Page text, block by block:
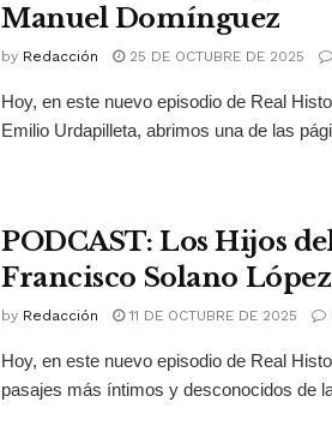
Manuel Domínguez
by Redacción 25 DE OCTUBRE DE 2025
Hoy, en este nuevo episodio de Real
Emilio Urdapilleta, abrimos una de las
PODCAST: Los Hijos
Francisco Solano López
by Redacción 11 DE OCTUBRE DE 2025
Hoy, en este nuevo episodio de Real
pasajes más íntimos y desconocidos de